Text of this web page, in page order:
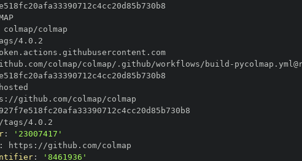
PyCOLMAP
//token.actions.githubusercontent.com
colmap/colmap/.github/workflows/build -
:
:
'23007417'
: https :
: '8461936'